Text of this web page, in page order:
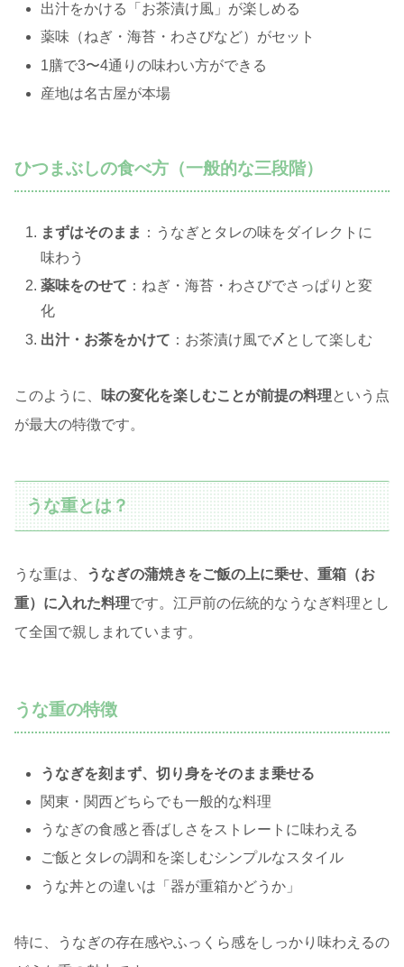
出汁をかける「お茶漬け風」が楽しめる
薬味（ねぎ・海苔・わさびなど）がセット
1膳で3〜4通りの味わい方ができる
産地は名古屋が本場
ひつまぶしの食べ方（一般的な三段階）
まずはそのまま ：うなぎとタレの味をダイレクトに
味わう
薬味をのせて ：ねぎ・海苔・わさびでさっぱりと変
化
出汁・お茶をかけて ：お茶漬け風で〆として楽しむ
このように、 味の変化を楽しむことが前提の料理という点
が最大の特徴です。
うな重とは？
うな重は、
うなぎの蒲焼きをご飯の上に乗せ、重箱（お
重）に入れた料理です。江戸前の伝統的なうなぎ料理とし
て全国で親しまれています。
うな重の特徴
うなぎを刻まず、切り身をそのまま乗せる
関東・関西どちらでも一般的な料理
うなぎの食感と香ばしさをストレートに味わえる
ご飯とタレの調和を楽しむシンプルなスタイル
うな丼との違いは「器が重箱かどうか」
特に、うなぎの存在感やふっくら感をしっかり味わえるの